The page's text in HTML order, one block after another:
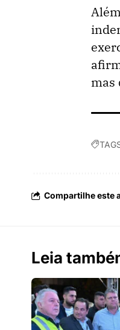
mas
Compartilhe este
Leia